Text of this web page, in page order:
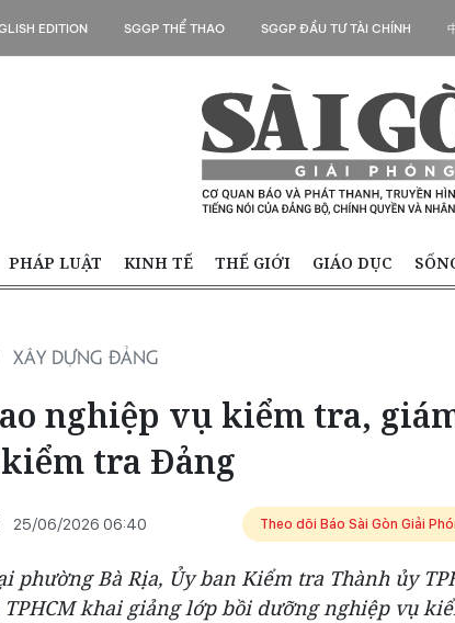
EDITION SGGP THỂ THAO SGGP ĐẦU TƯ TÀI CHÍNH
PHÁP LUẬT KINH TẾ THẾ GIỚI GIÁO DỤC
XÂY DỰNG ĐẢNG
nghiệp vụ kiểm tra,
tra Đảng
25/06/2026 06:40 Theo dõi Báo Sài Gòn Giải
phường Bà Rịa, Ủy ban Kiểm tra Thành ủy
TPHCM khai giảng lớp bồi dưỡng nghiệp vụ